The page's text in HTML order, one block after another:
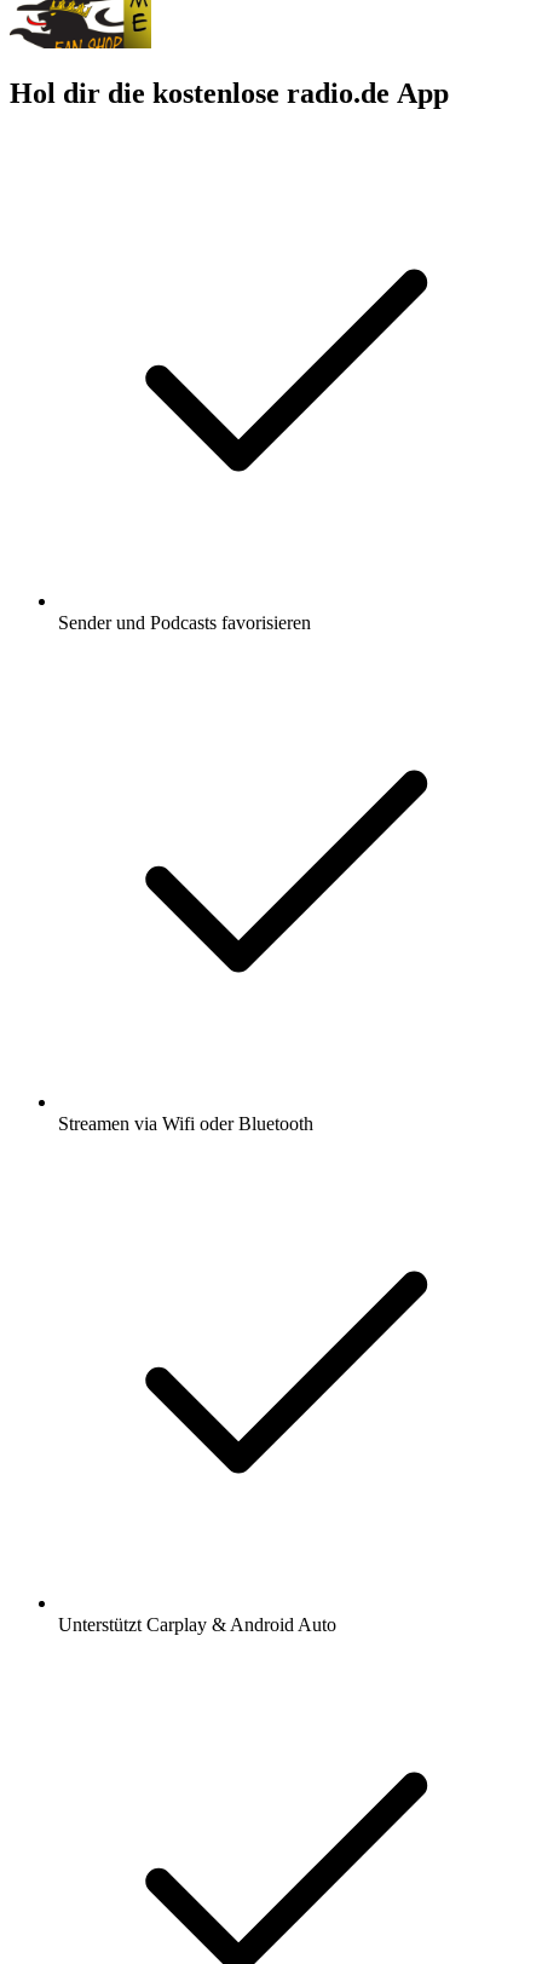
Hol dir die kostenlose radio.de App
Sender und Podcasts favorisieren
Streamen via Wifi oder Bluetooth
Unterstützt Carplay & Android Auto